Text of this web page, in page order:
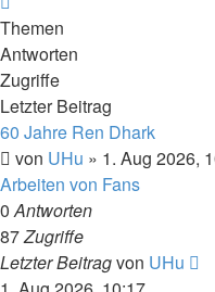
Themen
Antworten
Zugriffe
Letzter Beitrag
60 Jahre Ren Dhark
von UHu » 1. Aug 2026,
Arbeiten von Fans
0Antworten
87Zugriffe
Letzter Beitragvon UHu